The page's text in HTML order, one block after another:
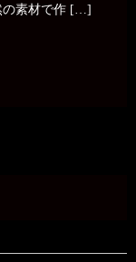
の素材で作 […]